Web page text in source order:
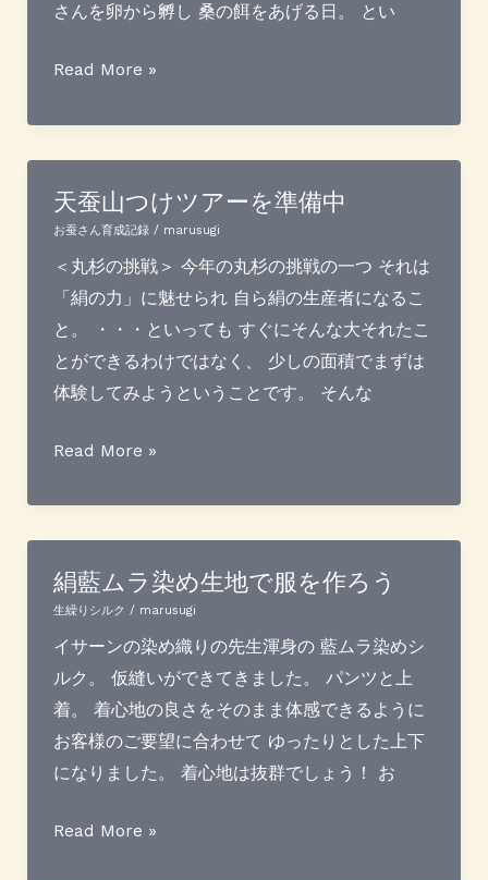
さんを卵から孵し 桑の餌をあげる日。 とい
お
さ
ん
掃
き
て
体
験
Read More »
天蚕山つけツアーを準備中
お蚕さん育成記録/ marusugi
＜丸杉の挑戦＞ 今年の丸杉の挑戦の一つ それは
「絹の力」に魅せられ 自ら絹の生産者になるこ
と。 ・・・といっても すぐにそんな大それたこ
とができるわけではなく、 少しの面積でまずは
体験してみようということです。 そんな
天
山
つ
け
ツ
ア
ー
を
準
備
Read More »
絹藍ムラ染め生地で服を作ろう
生繰りシルク / marusugi
イサーンの染め織りの先生渾身の 藍ムラ染めシ
ルク。 仮縫いができてきました。 パンツと上
着。 着心地の良さをそのまま体感できるように
お客様のご要望に合わせて ゆったりとした上下
になりました。 着心地は抜群でしょう！ お
絹
Read More »